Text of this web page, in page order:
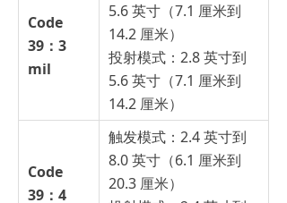
Code
39：3
mil
5.6 英寸（7.1 厘米到
14.2 厘米）
投射模式：2.8 英寸到
5.6 英寸（7.1 厘米到
14.2 厘米）
Code
39：4
触发模式：2.4 英寸到
8.0 英寸（6.1 厘米到
20.3 厘米）